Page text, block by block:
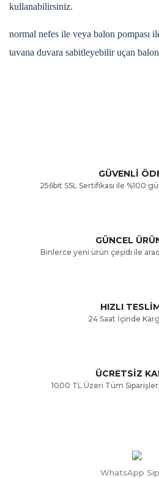
kullanabilirsiniz.
normal nefes ile veya balon pompası
tavana duvara sabitleyebilir uçan
Ürün resmi kalitesiz, bozuk veya
Ürün bilgilerinde hatalar
Gönder
GÜVENLİ
256bit SSL Sertifikası ile %100
GÜNCEL
Binlerce yeni ürün çeşidi ile
HIZLI
24 Saat İçinde
ÜCRETSİZ
1000 TL Üzeri Tüm
WhatsApp